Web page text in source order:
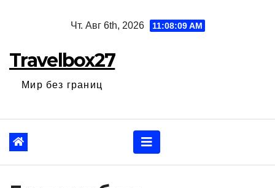
Чт. Авг 6th, 2026 11:08:11 AM
Travelbox27
Мир без границ